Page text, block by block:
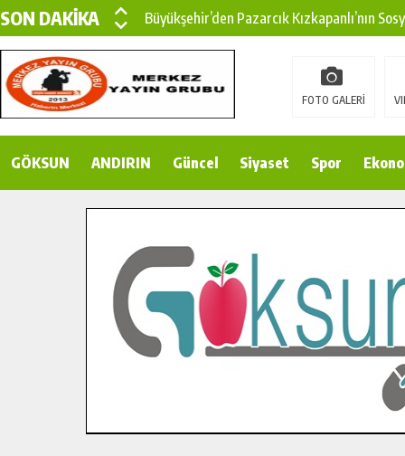
SON DAKİKA
Büyükşehir’den Pazarcık Kızkapanlı’nın
Büyükşehir’den Pazarcık Kırsalına Modern
Çin’den KSÜ’ye Uluslararası Başarı:
Gençler Pusula Maraş Kampında Yeni
İlçe Jandarma Komutanı Karakaya’dan
Bertiz’in Yeni Köprüsünde Sona Doğru.
FOTO GALERİ
GÖKSUN ANDIRIN Güncel Siyaset Spor